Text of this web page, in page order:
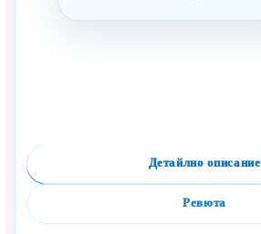
Детайлно описание
Ревюта